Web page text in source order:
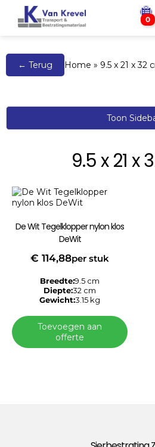
0
← Terug Home » 9.5 x 21 x 32
Toon
9.5 x 21 x
De Wit Tegelklopper nylon klos
DeWit
€ 114,88per stuk
Breedte:9.5 cm
Diepte:32 cm
Gewicht:3.15 kg
Toevoegen aan
offerte